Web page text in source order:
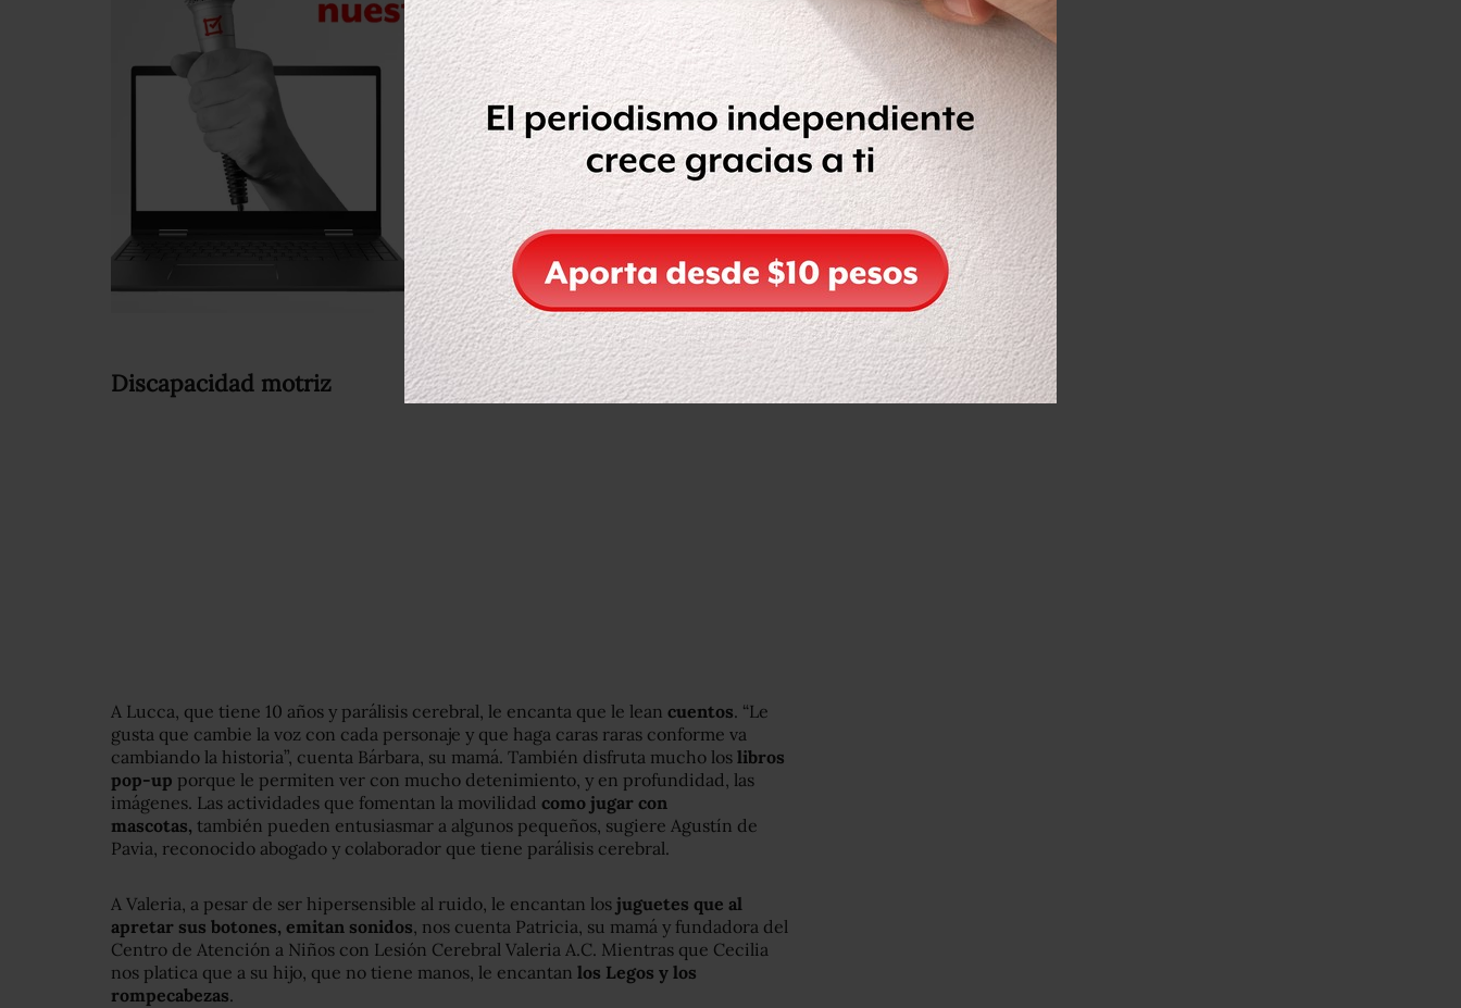
Discapacidad motriz
A Lucca, que tiene 10 años y parálisis cerebral, le encanta que le lean cuentos. “Le
gusta que cambie la voz con cada personaje y que haga caras raras conforme va
cambiando la historia”, cuenta Bárbara, su mamá. También disfruta mucho los libros
pop-up porque le permiten ver con mucho detenimiento, y en profundidad, las
imágenes. Las actividades que fomentan la movilidad como jugar con
mascotas, también pueden entusiasmar a algunos pequeños, sugiere Agustín de
Pavia, reconocido abogado y colaborador que tiene parálisis cerebral.
A Valeria, a pesar de ser hipersensible al ruido, le encantan los juguetes que al
apretar sus botones, emitan sonidos, nos cuenta Patricia, su mamá y fundadora del
Centro de Atención a Niños con Lesión Cerebral Valeria A.C. Mientras que Cecilia
nos platica que a su hijo, que no tiene manos, le encantan los Legos y los
rompecabezas.